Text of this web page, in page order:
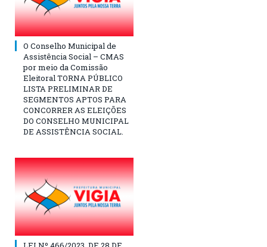
O Conselho Municipal de
Assistência Social – CMAS
por meio da Comissão
Eleitoral TORNA PÚBLICO
LISTA PRELIMINAR DE
SEGMENTOS APTOS PARA
CONCORRER AS ELEIÇÕES
DO CONSELHO MUNICIPAL
DE ASSISTÊNCIA SOCIAL.